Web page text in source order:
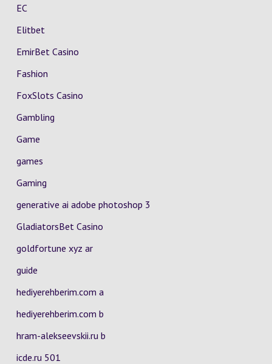
EC
Elitbet
EmirBet Casino
Fashion
FoxSlots Casino
Gambling
Game
games
Gaming
generative ai adobe photoshop 3
GladiatorsBet Casino
goldfortune xyz ar
guide
hediyerehberim.com a
hediyerehberim.com b
hram-alekseevskii.ru b
icde.ru 501